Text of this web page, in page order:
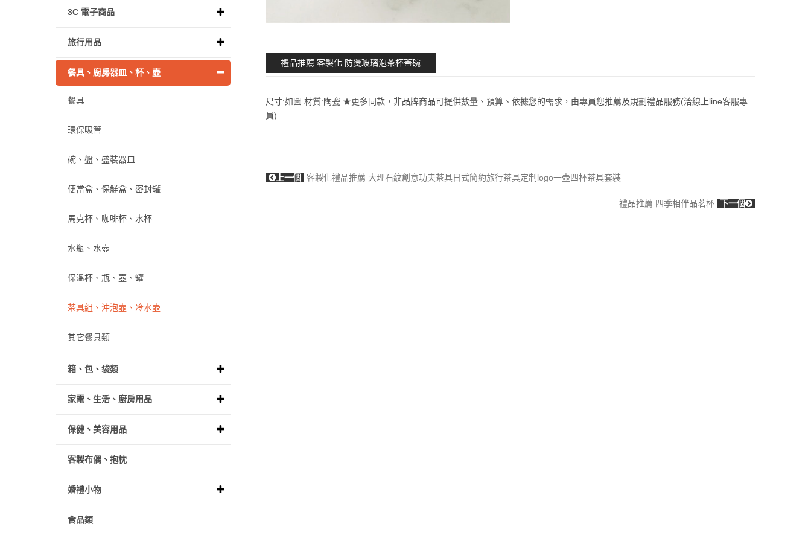
禮品推薦 客製化 防燙玻璃泡茶杯蓋碗
尺寸:如圖 材質:陶瓷 ★更多同款，非品牌商品可提供數量、預算、依據您的需求，由專員您推薦及規劃禮品服務(洽線上line客服專
員)
上一個 客製化禮品推薦 大理石紋創意功夫茶具日式簡約旅行茶具定制logo一壺四杯茶具套裝
禮品推薦 四季相伴品茗杯 下一個
3C 電子商品
旅行用品
餐具、廚房器皿、杯、壺
餐具
環保吸管
碗、盤、盛裝器皿
便當盒、保鮮盒、密封罐
馬克杯、咖啡杯、水杯
水瓶、水壺
保溫杯、瓶、壺、罐
茶具組、沖泡壺、冷水壺
其它餐具類
箱、包、袋類
家電、生活、廚房用品
保健、美容用品
客製布偶、抱枕
婚禮小物
食品類